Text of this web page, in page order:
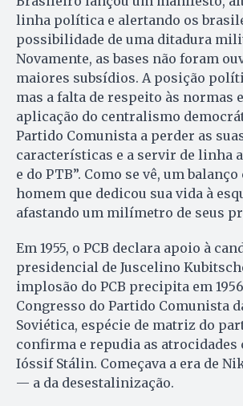
linha política e alertando os
possibilidade de uma ditadura
Novamente, as bases não foram
maiores subsídios. A posição
mas a falta de respeito às normas
aplicação do centralismo
Partido Comunista a perder as
características e a servir de linha
e do PTB”. Como se vê, um
homem que dedicou sua vida à
afastando um milímetro de seus
Em 1955, o PCB declara apoio à
presidencial de Juscelino
implosão do PCB precipita em
Congresso do Partido Comunista
Soviética, espécie de matriz do
confirma e repudia as atrocidades
Ióssif Stálin. Começava a era de
— a da desestalinização.